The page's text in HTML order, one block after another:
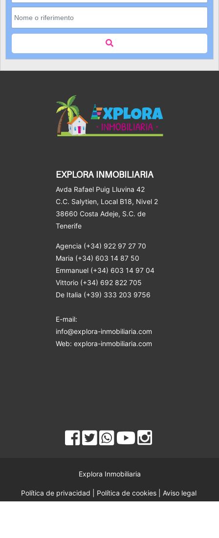
EXPLORA INMOBILIARIA
Avda Rafael Puig Lluvina 42
C.C. Salytien, Local B18, Nivel 2
38660 Costa Adeje, S.C. de
Tenerife
Agencia (+34) 922 97 27 70
Maria (+34) 603 14 87 50
Emmanuel (+34) 603 14 97 04
Vittorio (+34) 692 822 705
De Italia (+39) 333 203 9756
E-mail:
info@explora-inmobiliaria.com
Web: explora-inmobiliaria.com
Explora Inmobiliaria
Política de privacidad Política de cookies| Aviso legal